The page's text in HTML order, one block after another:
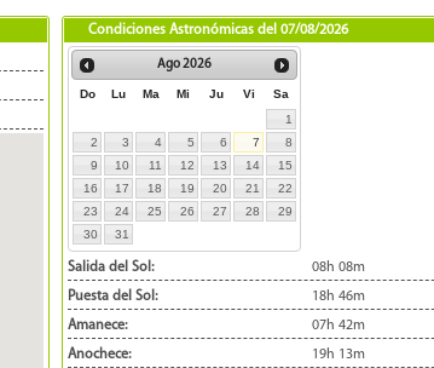
Condiciones Astronómicas del 07/08/2026
Ago2026
Do Lu Ma Mi Ju Vi
Sa
1
2
3 4 5 6 7
8
9
10 11 12 13 14
15
16
17 18 19 20 21
22
23
24 25 26 27 28
29
30
31
Salida del Sol:
08h 08m
Puesta del Sol:
18h 46m
Amanece:
07h 42m
Anochece:
19h 13m